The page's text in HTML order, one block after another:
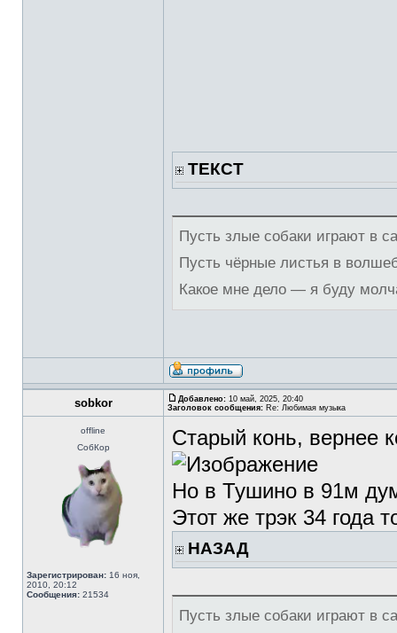
ТЕКСТ
Пусть злые собаки играют в
Пусть чёрные листья в
Какое мне дело — я буду
sobkor Добавлено: 10 май, 2025, 20:40
Заголовок сообщения: Re: Любимая музыка
offline
СобКор
Зарегистрирован: 16 ноя,
2010, 20:12
Сообщения: 21534
Старый конь, вернее
Но в Тушино в 91м
Этот же трэк 34 года
НАЗАД
Пусть злые собаки играют в